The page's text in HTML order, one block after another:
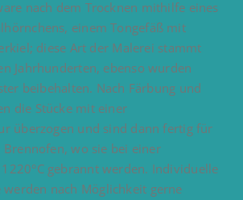
nach dem Trocknen mithilfe eines
einem Tongefäß mit
diese Art der Malerei stammt
Jahrhunderten, ebenso wurden
beibehalten. Nach Färbung und
die Stücke mit einer
überzogen und sind dann fertig für
wo sie bei einer
gebrannt werden. Individuelle
werden nach Möglichkeit gerne